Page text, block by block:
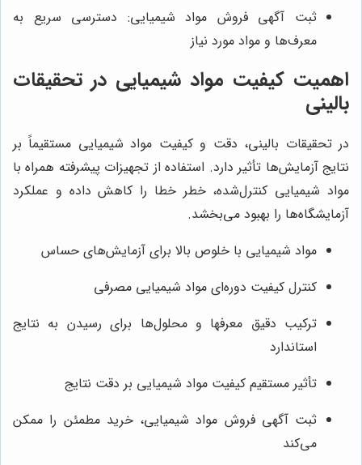
ثبت آگهی فروش مواد شیمیایی: دسترسی سریع به
معرف‌ها و مواد مورد نیاز
اهمیت کیفیت مواد شیمیایی در تحقیقات
بالینی
در تحقیقات بالینی، دقت و کیفیت مواد شیمیایی مستقیماً بر
نتایج آزمایش‌ها تأثیر دارد. استفاده از تجهیزات پیشرفته همراه با
مواد شیمیایی کنترل‌شده، خطر خطا را کاهش داده و عملکرد
آزمایشگاه‌ها را بهبود می‌بخشد.
مواد شیمیایی با خلوص بالا برای آزمایش‌های حساس
کنترل کیفیت دوره‌ای مواد شیمیایی مصرفی
ترکیب دقیق معرفها و محلول‌ها برای رسیدن به نتایج
استاندارد
تأثیر مستقیم کیفیت مواد شیمیایی بر دقت نتایج
ثبت آگهی فروش مواد شیمیایی، خرید مطمئن را ممکن
می‌کند